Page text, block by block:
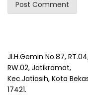
Jl.H.Gemin No.87,
RW.02, Jatikramat,
Kec.Jatiasih, Kota
17421.